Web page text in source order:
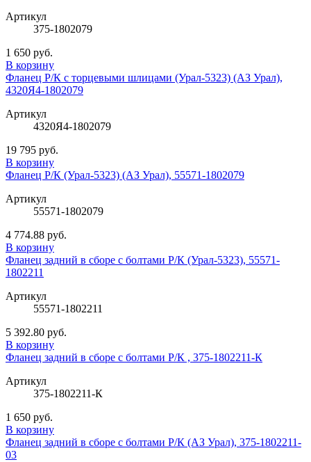
Артикул
375-1802079
1 650 руб.
В корзину
Фланец Р/К с торцевыми шлицами (Урал-5323) (АЗ Урал),
4320Я4-1802079
Артикул
4320Я4-1802079
19 795 руб.
В корзину
Фланец Р/К (Урал-5323) (АЗ Урал), 55571-1802079
Артикул
55571-1802079
4 774.88 руб.
В корзину
Фланец задний в сборе с болтами Р/К (Урал-5323), 55571-
1802211
Артикул
55571-1802211
5 392.80 руб.
В корзину
Фланец задний в сборе с болтами Р/К , 375-1802211-К
Артикул
375-1802211-К
1 650 руб.
В корзину
Фланец задний в сборе с болтами Р/К (АЗ Урал), 375-1802211-
03